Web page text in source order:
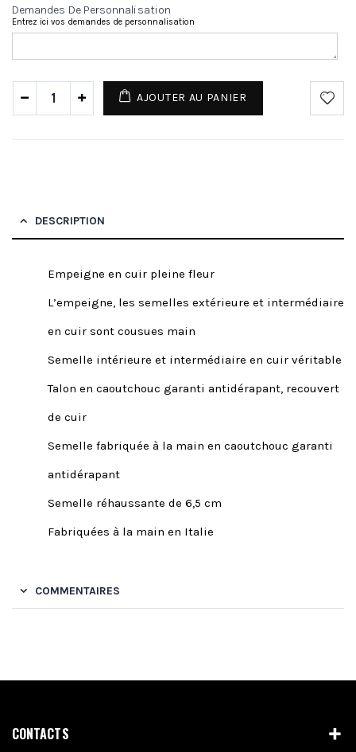
Demandes De Personnalisation
Entrez ici vos demandes de personnalisation
AJOUTER AU PANIER
DESCRIPTION
Empeigne en cuir pleine fleur
L’empeigne, les semelles extérieure et intermédiaire
en cuir sont cousues main
Semelle intérieure et intermédiaire en cuir véritable
Talon en caoutchouc garanti antidérapant, recouvert
de cuir
Semelle fabriquée à la main en caoutchouc garanti
antidérapant
Semelle réhaussante de 6,5 cm
Fabriquées à la main en Italie
COMMENTAIRES
CONTACTS